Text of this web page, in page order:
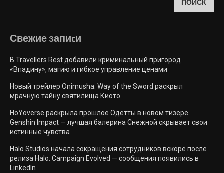
ПОИСК
Свежие запиcи
В Travellers Rest добавили криминальный пригород
«Впадину», магию и гибкое управление ценами
Новый трейлер Onimusha: Way of the Sword раскрыл
мрачную тайну святилища Киото
HoYoverse раскрыла прошлое Одетты в новом тизере
Genshin Impact — лучшая балерина Снежной скрывает свои
истинные чувства
Halo Studios начала сокращения сотрудников вскоре после
релиза Halo: Campaign Evolved — сообщения появились в
LinkedIn